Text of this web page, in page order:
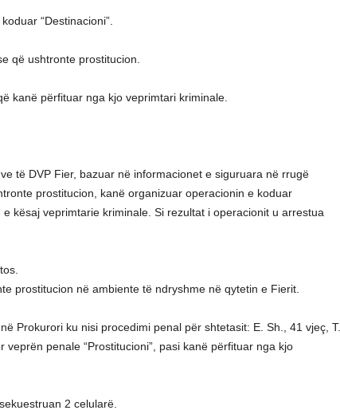
“Destinacioni”.
që ushtronte prostitucion.
kanë përfituar nga kjo veprimtari kriminale.
të DVP Fier, bazuar në informacionet e siguruara në rrugë
prostitucion, kanë organizuar operacionin e koduar
e kësaj veprimtarie kriminale. Si rezultat i operacionit u arrestua
prostitucion në ambiente të ndryshme në qytetin e Fierit.
Prokurori ku nisi procedimi penal për shtetasit: E. Sh., 41 vjeç, T.
veprën penale “Prostitucioni”, pasi kanë përfituar nga kjo
2 celularë.